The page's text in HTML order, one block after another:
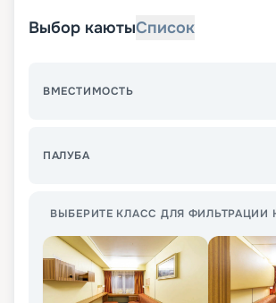
Выбор каютыСписок
ВМЕСТИМОСТЬ
ПАЛУБА
ВЫБЕРИТЕ КЛАСС ДЛЯ ФИЛЬТРАЦИИ